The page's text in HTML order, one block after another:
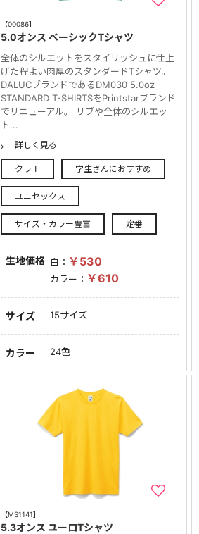
【00086】
5.0オンス ベーシックTシャツ
全体のシルエットをスタイリッシュに仕上
げた程よい肉厚のスタンダードTシャツ。
DALUCブランドであるDM030 5.0oz
STANDARD T-SHIRTSをPrintstarブランド
でリニューアル。 リブや全体のシルエッ
ト...
詳しく見る
クラＴ 学生さんにおすすめ
ユニセックス
サイズ・カラー豊富 定番
生地価格 白： ￥530
カラー： ￥610
サイズ 15サイズ
カラー 24色
【MS1141】
5.3オンス ユーロTシャツ